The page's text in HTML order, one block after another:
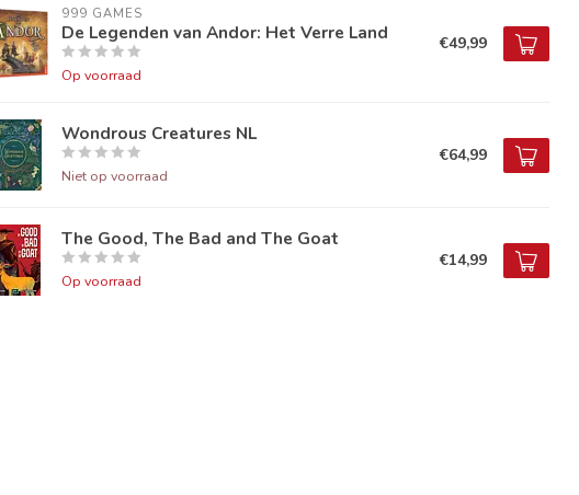
999 GAMES
De Legenden van Andor: Het Verre Land
Op voorraad
€49,99
Wondrous Creatures NL
Niet op voorraad
€64,99
The Good, The Bad and The Goat
Op voorraad
€14,99